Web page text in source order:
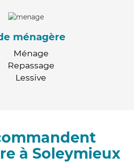
ménagère
Ménage
Repassage
Lessive
à Soleymieux